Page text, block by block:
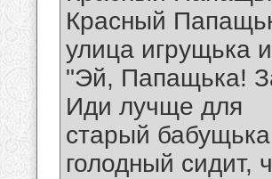
Красный
улица игрущька
"Эй, Папащька!
Иди лучще для
старый
голодный сидит,